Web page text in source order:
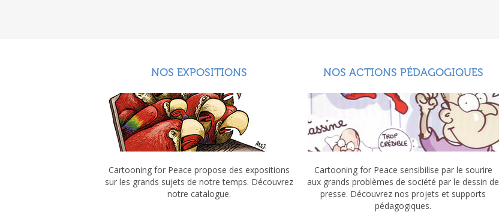
NOS EXPOSITIONS
Cartooning for Peace propose des expositions
sur les grands sujets de notre temps. Découvrez
notre catalogue.
NOS ACTIONS PÉDAGOGIQUES
Cartooning for Peace sensibilise par le sourire
aux grands problèmes de société par le dessin de
presse. Découvrez nos projets et supports
pédagogiques.